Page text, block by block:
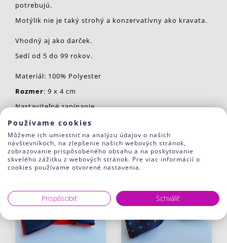
potrebujú.
Motýlik nie je taký strohý a konzervatívny ako kravata.
Vhodný aj ako darček.
Sedí od 5 do 99 rokov.
Materiál: 100% Polyester
Rozmer: 9 x 4 cm
Nastaviteľné zapínanie.
Súvisiaci tovar
Používame cookies
Môžeme ich umiestniť na analýzu údajov o našich
návštevníkoch, na zlepšenie našich webových stránok,
zobrazovanie prispôsobeného obsahu a na poskytovanie
skvelého zážitku z webových stránok. Pre viac informácií o
cookies používame otvorené nastavenia.
Prispôsobiť Schváliť